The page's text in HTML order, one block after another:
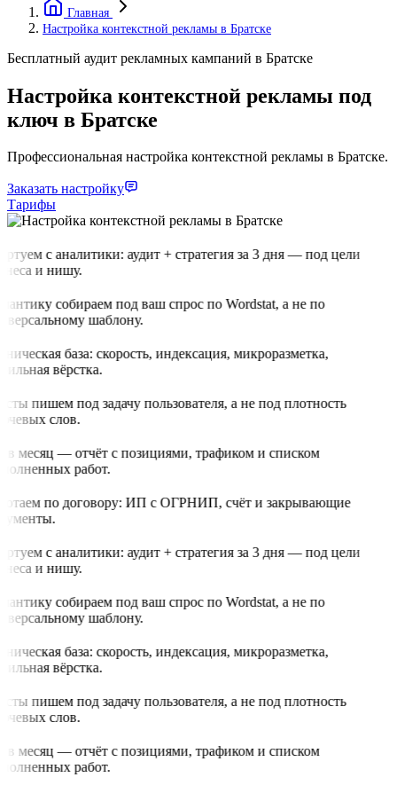
Главная
Настройка контекстной рекламы в Братске
Бесплатный аудит рекламных кампаний в Братске
Настройка контекстной рекламы под
ключ в Братске
Профессиональная настройка контекстной рекламы в Братске.
Заказать настройку
Тарифы
с аналитики: аудит + стратегия за 3 дня — под цели
и нишу.
собираем под ваш спрос по Wordstat, а не по
шаблону.
база: скорость, индексация, микроразметка,
вёрстка.
пишем под задачу пользователя, а не под плотность
слов.
в месяц — отчёт с позициями, трафиком и списком
работ.
по договору: ИП с ОГРНИП, счёт и закрывающие
с аналитики: аудит + стратегия за 3 дня — под цели
и нишу.
собираем под ваш спрос по Wordstat, а не по
шаблону.
база: скорость, индексация, микроразметка,
вёрстка.
пишем под задачу пользователя, а не под плотность
слов.
в месяц — отчёт с позициями, трафиком и списком
работ.